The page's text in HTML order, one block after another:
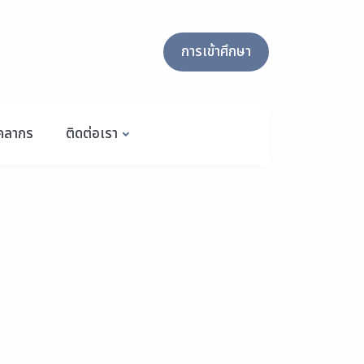
การเข้าศึกษา
ากร ติดต่อเรา